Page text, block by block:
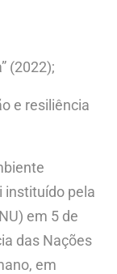
(2022);
e resiliência
instituído pela
em 5 de
das Nações
em